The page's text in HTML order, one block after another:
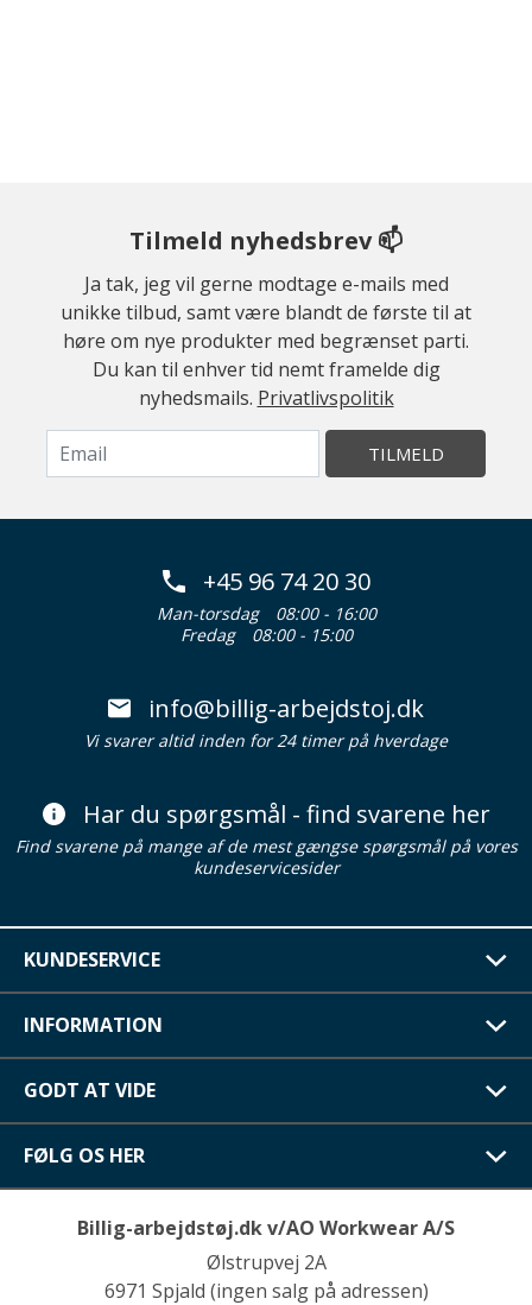
Tilmeld nyhedsbrev 📫
Ja tak, jeg vil gerne modtage e-mails med
unikke tilbud, samt være blandt de første til at
høre om nye produkter med begrænset parti.
Du kan til enhver tid nemt framelde dig
nyhedsmails. Privatlivspolitik
TILMELD
+45 96 74 20 30
Man-torsdag
08:00 - 16:00
Fredag
08:00 - 15:00
info@billig-arbejdstoj.dk
Vi svarer altid inden for 24 timer på hverdage
Har du spørgsmål - find svarene her
Find svarene på mange af de mest gængse spørgsmål på vores
kundeservicesider
KUNDESERVICE
INFORMATION
GODT AT VIDE
FØLG OS HER
Billig-arbejdstøj.dk v/AO Workwear A/S
Ølstrupvej 2A
6971 Spjald (ingen salg på adressen)